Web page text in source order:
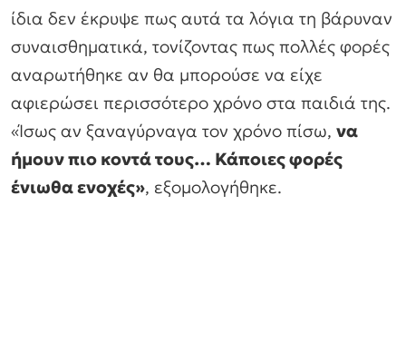
ίδια δεν έκρυψε πως αυτά τα λόγια τη βάρυναν
συναισθηματικά, τονίζοντας πως πολλές φορές
αναρωτήθηκε αν θα μπορούσε να είχε
αφιερώσει περισσότερο χρόνο στα παιδιά της.
«Ίσως αν ξαναγύρναγα τον χρόνο πίσω, να
ήμουν πιο κοντά τους… Κάποιες φορές
ένιωθα ενοχές», εξομολογήθηκε.